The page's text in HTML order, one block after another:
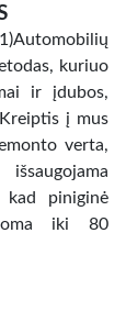
kuriuo
ir įdubos,
į mus
verta,
kad piniginė
iki 80